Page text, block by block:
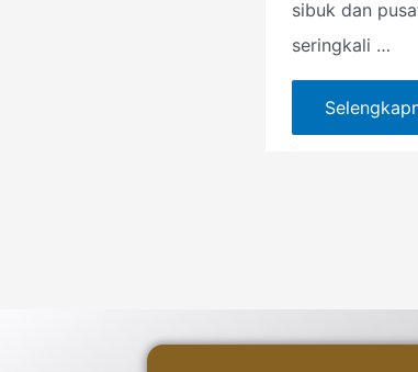
sibuk dan
seringkali …